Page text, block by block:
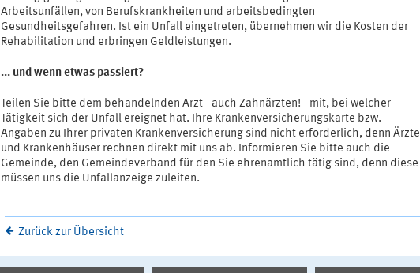
Arbeitsunfällen, von Berufskrankheiten und arbeitsbedingten
Gesundheitsgefahren. Ist ein Unfall eingetreten, übernehmen wir die Kosten der
Rehabilitation und erbringen Geldleistungen.
... und wenn etwas passiert?
Teilen Sie bitte dem behandelnden Arzt - auch Zahnärzten! - mit, bei welcher
Tätigkeit sich der Unfall ereignet hat. Ihre Krankenversicherungskarte bzw.
Angaben zu Ihrer privaten Krankenversicherung sind nicht erforderlich, denn Ärzte
und Krankenhäuser rechnen direkt mit uns ab. Informieren Sie bitte auch die
Gemeinde, den Gemeindeverband für den Sie ehrenamtlich tätig sind, denn diese
müssen uns die Unfallanzeige zuleiten.
Zurück zur Übersicht